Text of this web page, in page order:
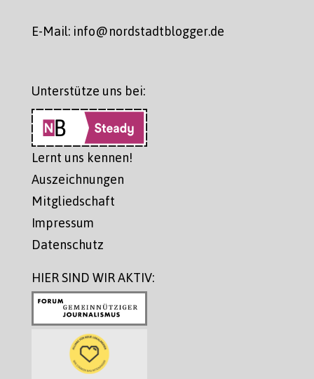
E-Mail: info@nordstadtblogger.de
Unterstütze uns bei:
Lernt uns kennen!
Auszeichnungen
Mitgliedschaft
Impressum
Datenschutz
HIER SIND WIR AKTIV: